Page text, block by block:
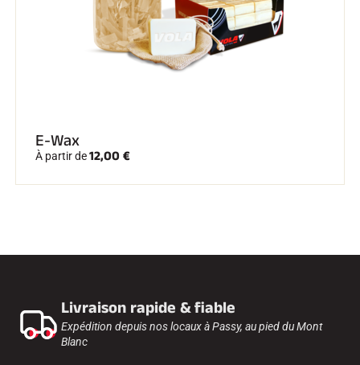
E-Wax
À partir de12,00 €
Livraison rapide & fiable
Expédition depuis nos locaux à Passy, au pied du Mont
Blanc